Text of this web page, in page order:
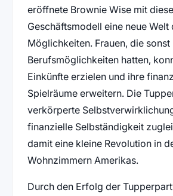
eröffnete Brownie Wise mit
Geschäftsmodell eine neue Welt
Möglichkeiten. Frauen, die
Berufsmöglichkeiten hatten,
Einkünfte erzielen und ihre
Spielräume erweitern. Die
verkörperte
finanzielle Selbständigkeit
damit eine kleine Revolution in
Wohnzimmern Amerikas.
Durch den Erfolg der